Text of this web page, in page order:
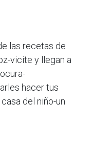
las recetas de
vicite y llegan a
hacer tus
del niño-un